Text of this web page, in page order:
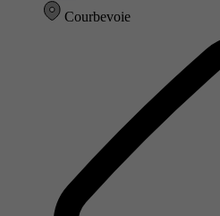
Courbevoie